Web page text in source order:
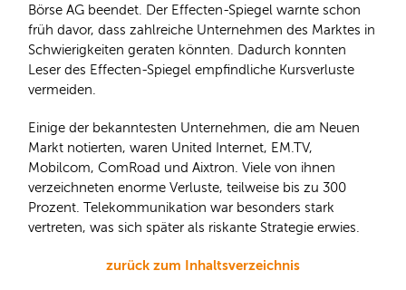
Börse AG beendet. Der Effecten-Spiegel warnte schon
früh davor, dass zahlreiche Unternehmen des Marktes in
Schwierigkeiten geraten könnten. Dadurch konnten
Leser des Effecten-Spiegel empfindliche Kursverluste
vermeiden.
Einige der bekanntesten Unternehmen, die am Neuen
Markt notierten, waren United Internet, EM.TV,
Mobilcom, ComRoad und Aixtron. Viele von ihnen
verzeichneten enorme Verluste, teilweise bis zu 300
Prozent. Telekommunikation war besonders stark
vertreten, was sich später als riskante Strategie erwies.
zurück zum Inhaltsverzeichnis